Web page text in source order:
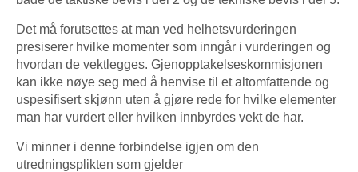
Det må forutsettes at man ved helhetsvurderingen
presiserer hvilke momenter som inngår i vurderingen og
hvordan de vektlegges. Gjenopptakelses­kommisjonen
kan ikke nøye seg med å henvise til et altomfattende og
uspesifisert skjønn uten å gjøre rede for hvilke elementer
man har vurdert eller hvilken innbyrdes vekt de har.
Vi minner i denne forbindelse igjen om den
utredningsplikten som gjelder